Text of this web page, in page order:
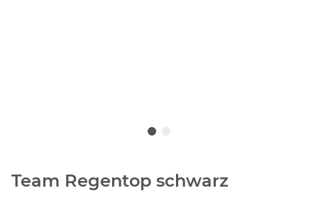
Team Regentop schwarz